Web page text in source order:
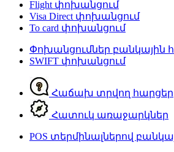
Flight փոխանցում
Visa Direct փոխանցում
To card փոխանցում
Փոխանցումներ բանկային
SWIFT փոխանցում
Հաճախ տրվող հարցեր
Հատուկ առաջարկներ
POS տերմինալներով